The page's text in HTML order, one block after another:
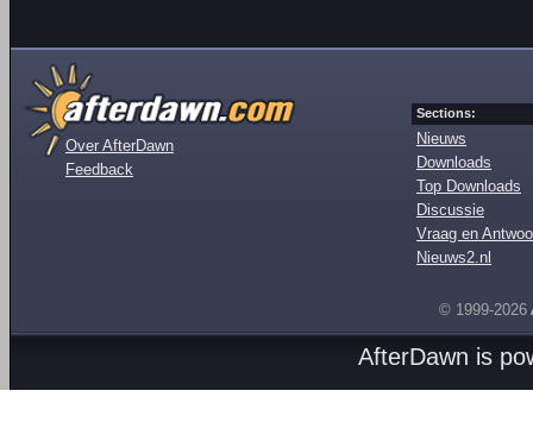
Over AfterDawn
Feedback
Sections:
Nieuws
Downloads
Top Downloads
Discussie
Vraag en
Nieuws2.nl
© 1999-2026
AfterDawn is